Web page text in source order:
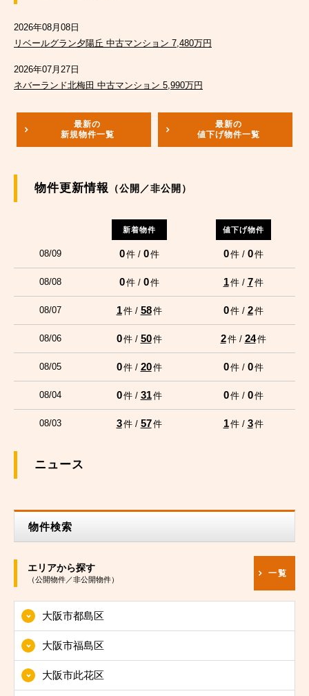
2026年08月08日
リベールグラン夕陽丘 中古マンション 7,480万円
2026年07月27日
ネバーランド北梅田 中古マンション 5,990万円
最新の
新規物件一覧
最新の
値下げ物件一覧
物件更新情報 （公開／非公開）
新着物件 値下げ物件
08/09 0件 / 0件 0件 / 0件
08/08 0件 / 0件 1件 / 7件
08/07 1件 / 58件 0件 / 2件
08/06 0件 / 50件 2件 / 24件
08/05 0件 / 20件 0件 / 0件
08/04 0件 / 31件 0件 / 0件
08/03 3件 / 57件 1件 / 3件
ニュース
物件検索
エリアから探す
（公開物件／非公開物件）
一覧
大阪市都島区
大阪市福島区
大阪市此花区